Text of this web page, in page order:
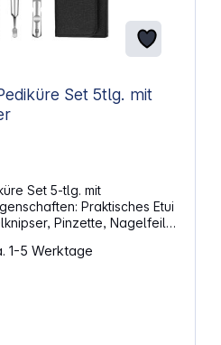
Set 5tlg. mit
Set 5-tlg. mit
Praktisches Etui
Pinzette, Nagelfeile
1-5 Werktage